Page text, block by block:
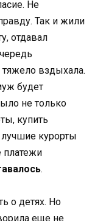
Не
Так и жили
отдавал
тяжело вздыхала.
будет
не только
купить
лучшие курорты
платежи
.
о детях. Но
еще не